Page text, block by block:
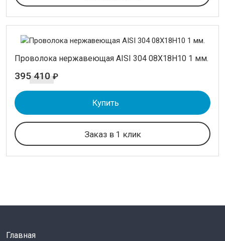
Проволока нержавеющая AISI 304 08Х18Н10 1 мм.
395 410 ₽
Купить
Заказ в 1 клик
Главная